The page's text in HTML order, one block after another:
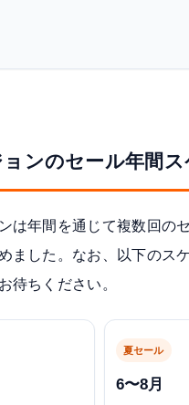
ンのセール年間ス
は年間を通じて複数回の
ました。なお、以下のス
待ちください。
夏セール
6〜8月